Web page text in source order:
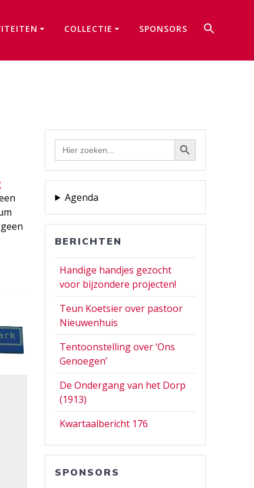
COLLECTIE SPONSORS
Zoek
naar:
Zoekknop
Agenda
BERICHTEN
Handige handjes gezocht
voor bijzondere projecten!
Teun Koetsier over pastoor
Nieuwenhuis
Tentoonstelling over ‘Ons
Genoegen’
De Ondergang van het Dorp
(1913)
Kwartaalbericht 176
SPONSORS